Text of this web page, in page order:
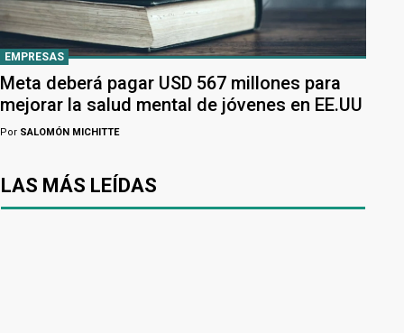
EMPRESAS
Meta deberá pagar USD 567 millones para
mejorar la salud mental de jóvenes en EE.UU
Por SALOMÓN MICHITTE
LAS MÁS LEÍDAS